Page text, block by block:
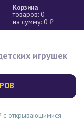
Корзина
товаров: 0
на сумму: 0₽
игрушек
открывающимися